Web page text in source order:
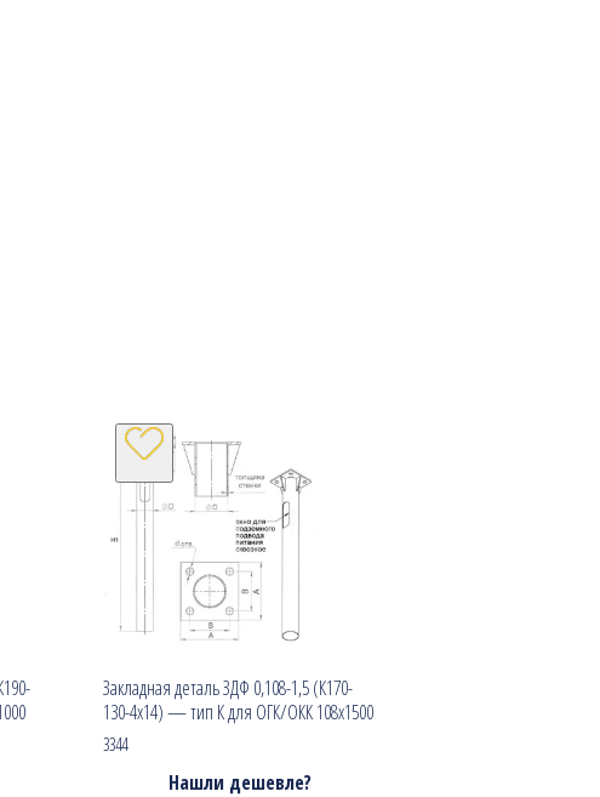
Закладная деталь ЗДФ 0,108-1,5 (К170-
130-4х14) — тип К для ОГК/ОКК 108х1500
3344
Нашли дешевле?